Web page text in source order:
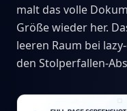
malt das volle
Größe wieder her.
leeren Raum bei
den Stolperfallen-